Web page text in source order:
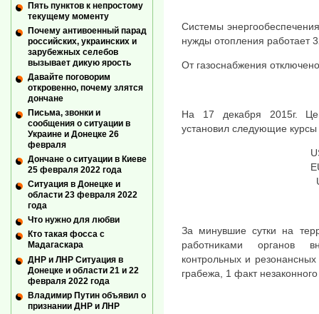
Системы
нужды отопления работает
От газоснабжения
На 17 декабря 2015г.
установил следующие
За минувшие сутки на
работниками органов
контрольных и
грабежа, 1 факт
Пять пунктов к непростому
текущему моменту
Почему антивоенный парад
российских, украинских и
зарубежных селебов
вызывает дикую ярость
Давайте поговорим
откровенно, почему злятся
дончане
Письма, звонки и
сообщения о ситуации в
Украине и Донецке 26
февраля
Дончане о ситуации в Киеве
25 февраля 2022 года
Ситуация в Донецке и
области 23 февраля 2022
года
Что нужно для любви
Кто такая фосса с
Мадагаскара
ДНР и ЛНР Ситуация в
Донецке и области 21 и 22
февраля 2022 года
Владимир Путин объявил о
признании ДНР и ЛНР